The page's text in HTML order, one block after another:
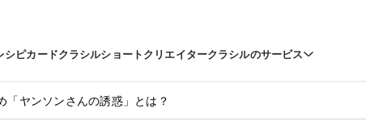
シピカードクラシルショートクリエイタークラシルのサービス
「ヤンソンさんの誘惑」とは？